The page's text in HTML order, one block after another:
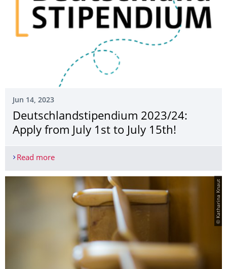
Jun 14, 2023
Deutschlandstipen­dium 2023/24:
Apply from July 1st to July 15th!
Read moreDeutschlandstipendium 2023/24: Apply from
© Katharina Knaut